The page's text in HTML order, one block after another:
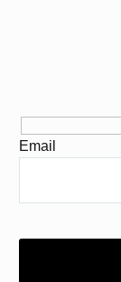
Email